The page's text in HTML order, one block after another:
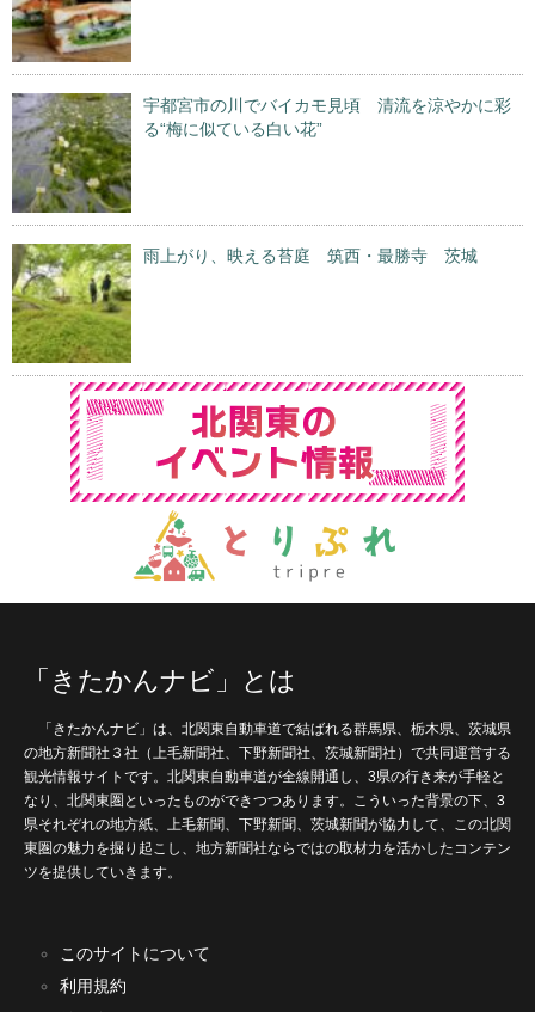
宇都宮市の川でバイカモ見頃 清流を涼やかに彩
る“梅に似ている白い花”
雨上がり、映える苔庭 筑西・最勝寺 茨城
「きたかんナビ」とは
「きたかんナビ」は、北関東自動車道で結ばれる群馬県、栃木県、茨城県
の地方新聞社３社（上毛新聞社、下野新聞社、茨城新聞社）で共同運営する
観光情報サイトです。北関東自動車道が全線開通し、3県の行き来が手軽と
なり、北関東圏といったものができつつあります。こういった背景の下、3
県それぞれの地方紙、上毛新聞、下野新聞、茨城新聞が協力して、この北関
東圏の魅力を掘り起こし、地方新聞社ならではの取材力を活かしたコンテン
ツを提供していきます。
このサイトについて
利用規約